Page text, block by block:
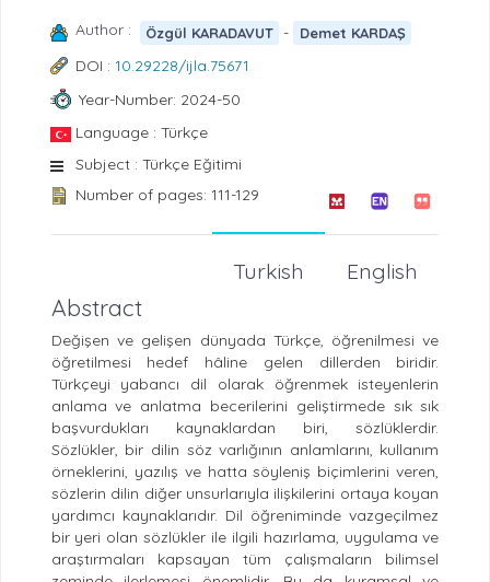
Author : Özgül KARADAVUT - Demet KARDAŞ
DOI : 10.29228/ijla.75671
Year-Number: 2024-50
Language : Türkçe
Subject : Türkçe Eğitimi
Number of pages: 111-129
English
Turkish
Abstract
Değişen ve gelişen dünyada Türkçe, öğrenilmesi ve
öğretilmesi hedef hâline gelen dillerden biridir.
Türkçeyi yabancı dil olarak öğrenmek isteyenlerin
anlama ve anlatma becerilerini geliştirmede sık sık
başvurdukları kaynaklardan biri, sözlüklerdir.
Sözlükler, bir dilin söz varlığının anlamlarını, kullanım
örneklerini, yazılış ve hatta söyleniş biçimlerini veren,
sözlerin dilin diğer unsurlarıyla ilişkilerini ortaya koyan
yardımcı kaynaklarıdır. Dil öğreniminde vazgeçilmez
bir yeri olan sözlükler ile ilgili hazırlama, uygulama ve
araştırmaları kapsayan tüm çalışmaların bilimsel